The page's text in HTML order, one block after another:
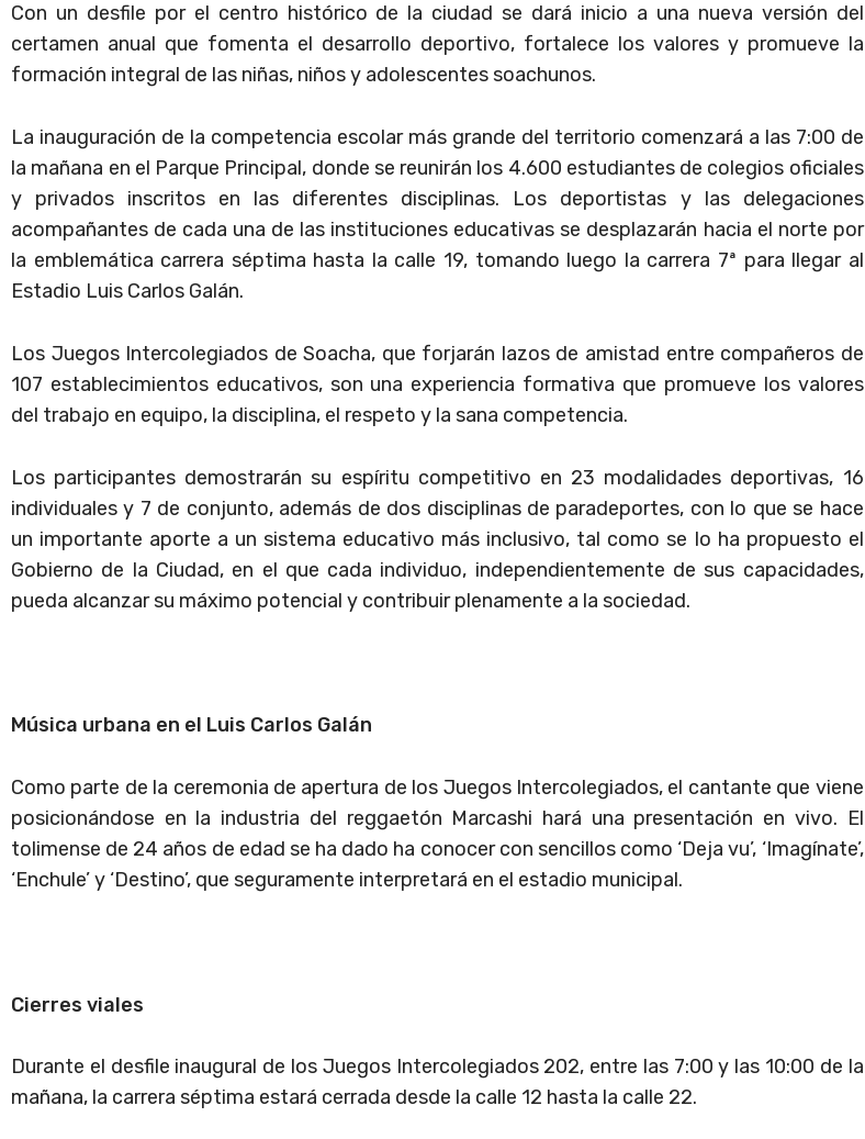
Con un desfile por el centro histórico de la ciudad se dará inicio a una nueva versión del
certamen anual que fomenta el desarrollo deportivo, fortalece los valores y promueve la
formación integral de las niñas, niños y adolescentes soachunos.
La inauguración de la competencia escolar más grande del territorio comenzará a las 7:00 de
la mañana en el Parque Principal, donde se reunirán los 4.600 estudiantes de colegios oficiales
y privados inscritos en las diferentes disciplinas. Los deportistas y las delegaciones
acompañantes de cada una de las instituciones educativas se desplazarán hacia el norte por
la emblemática carrera séptima hasta la calle 19, tomando luego la carrera 7ª para llegar al
Estadio Luis Carlos Galán.
Los Juegos Intercolegiados de Soacha, que forjarán lazos de amistad entre compañeros de
107 establecimientos educativos, son una experiencia formativa que promueve los valores
del trabajo en equipo, la disciplina, el respeto y la sana competencia.
Los participantes demostrarán su espíritu competitivo en 23 modalidades deportivas, 16
individuales y 7 de conjunto, además de dos disciplinas de paradeportes, con lo que se hace
un importante aporte a un sistema educativo más inclusivo, tal como se lo ha propuesto el
Gobierno de la Ciudad, en el que cada individuo, independientemente de sus capacidades,
pueda alcanzar su máximo potencial y contribuir plenamente a la sociedad.
Música urbana en el Luis Carlos Galán
Como parte de la ceremonia de apertura de los Juegos Intercolegiados, el cantante que viene
posicionándose en la industria del reggaetón Marcashi hará una presentación en vivo. El
tolimense de 24 años de edad se ha dado ha conocer con sencillos como ‘Deja vu’, ‘Imagínate’,
‘Enchule’ y ‘Destino’, que seguramente interpretará en el estadio municipal.
Cierres viales
Durante el desfile inaugural de los Juegos Intercolegiados 202, entre las 7:00 y las 10:00 de la
mañana, la carrera séptima estará cerrada desde la calle 12 hasta la calle 22.